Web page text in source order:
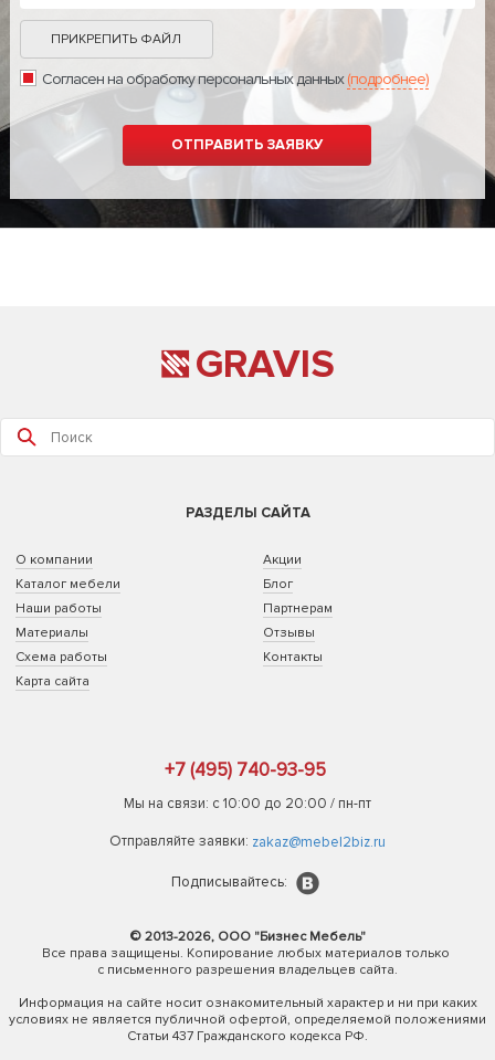
ПРИКРЕПИТЬ ФАЙЛ
Согласен на обработку персональных данных(подробнее)
GRAVIS
РАЗДЕЛЫ САЙТА
О компании
Каталог мебели
Наши работы
Материалы
Схема работы
Карта сайта
Акции
Блог
Партнерам
Отзывы
Контакты
+7 (495) 740-93-95
Мы на связи: с 10:00 до 20:00 / пн-пт
Отправляйте заявки: zakaz@mebel2biz.ru
Подписывайтесь:
© 2013-2026, ООО "Бизнес Мебель"
Все права защищены. Копирование любых материалов только
с письменного разрешения владельцев сайта.
Информация на сайте носит ознакомительный характер и ни при каких
условиях не является публичной офертой, определяемой положениями
Статьи 437 Гражданского кодекса РФ.